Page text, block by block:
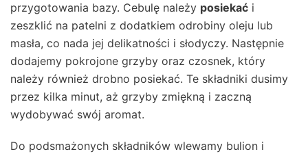
przygotowania bazy. Cebulę należy posiekać i
zeszklić na patelni z dodatkiem odrobiny oleju lub
masła, co nada jej delikatności i słodyczy. Następnie
dodajemy pokrojone grzyby oraz czosnek, który
należy również drobno posiekać. Te składniki dusimy
przez kilka minut, aż grzyby zmiękną i zaczną
wydobywać swój aromat.
Do podsmażonych składników wlewamy bulion i